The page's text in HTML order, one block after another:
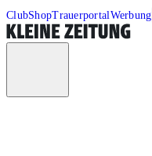
ClubShopTrauerportalWerbung